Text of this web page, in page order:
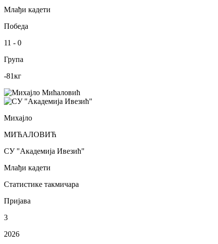
Млађи кадети
Победа
11 - 0
Група
-81кг
Михајло
МИЋАЛОВИЋ
СУ "Академија Ивезић"
Млађи кадети
Статистике такмичара
Пријава
3
2026